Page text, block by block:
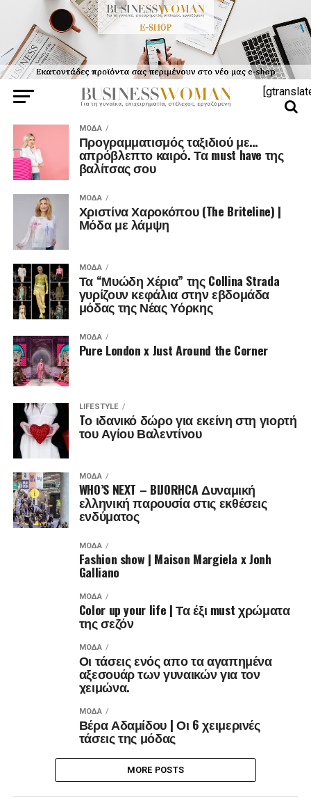
ΜΌΔΑ
Προγραμματισμός ταξιδιού με…
απρόβλεπτο καιρό. Τα must have της
βαλίτσας σου
ΜΌΔΑ
Χριστίνα Χαροκόπου (The Briteline) |
Μόδα με λάμψη
ΜΌΔΑ
Τα “Μυώδη Χέρια” της Collina Strada
γυρίζουν κεφάλια στην εβδομάδα
μόδας της Νέας Υόρκης
ΜΌΔΑ
Pure London x Just Around the Corner
LIFESTYLE
Tο ιδανικό δώρο για εκείνη στη γιορτή
του Αγίου Βαλεντίνου
ΜΌΔΑ
WHO’S NEXT – BIJORHCA Δυναμική
ελληνική παρουσία στις εκθέσεις
ενδύματος
ΜΌΔΑ
Fashion show | Maison Margiela x Jonh
Galliano
ΜΌΔΑ
Color up your life | Τα έξι must χρώματα
της σεζόν
ΜΌΔΑ
Οι τάσεις ενός απο τα αγαπημένα
αξεσουάρ των γυναικών για τον
χειμώνα.
ΜΌΔΑ
Βέρα Αδαμίδου | Οι 6 χειμερινές
τάσεις της μόδας
MORE POSTS